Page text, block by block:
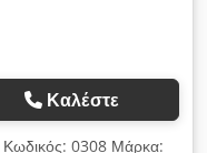
Καλέστε
Κωδικός: 0308 Μάρκα: